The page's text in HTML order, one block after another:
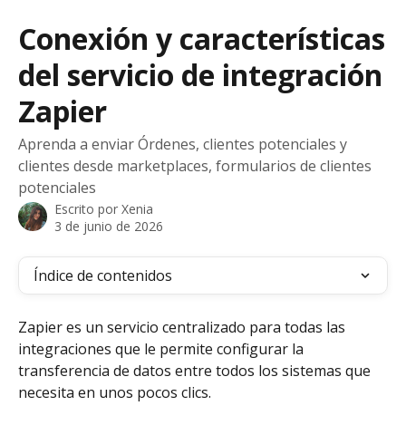
Conexión y características
del servicio de integración
Zapier
Aprenda a enviar Órdenes, clientes potenciales y
clientes desde marketplaces, formularios de clientes
potenciales
Escrito por Xenia
3 de junio de 2026
Índice de contenidos
Zapier es un servicio centralizado para todas las
integraciones que le permite configurar la
transferencia de datos entre todos los sistemas que
necesita en unos pocos clics.